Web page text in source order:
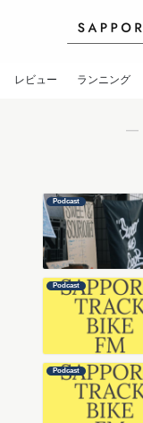
レビュー ランニング
―
Podcast
Podcast
Podcast